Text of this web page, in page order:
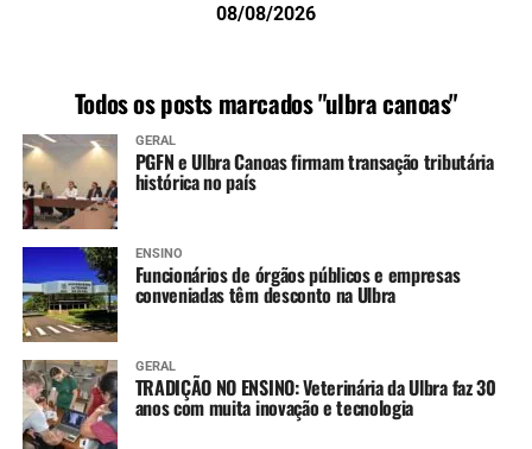
08/08/2026
Todos os posts marcados "ulbra canoas"
GERAL
PGFN e Ulbra Canoas firmam transação tributária
histórica no país
ENSINO
Funcionários de órgãos públicos e empresas
conveniadas têm desconto na Ulbra
GERAL
TRADIÇÃO NO ENSINO: Veterinária da Ulbra faz 30
anos com muita inovação e tecnologia